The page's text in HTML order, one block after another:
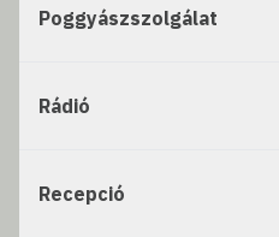
Poggyászszolgálat
Rádió
Recepció